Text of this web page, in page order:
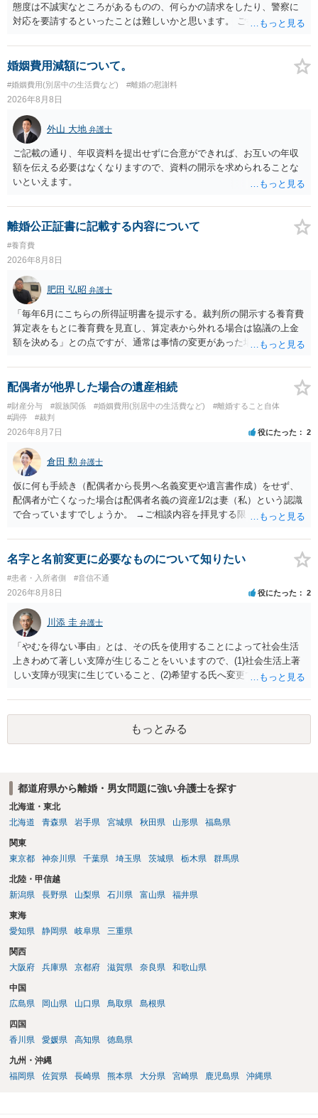
態度は不誠実なところがあるものの、何らかの請求をしたり、警察に
対応を要請するといったことは難しいかと思います。 ご参考になれば
婚姻費用減額について。
#婚姻費用(別居中の生活費など) #離婚の慰謝料
2026年8月8日
外山 大地 弁護士
ご記載の通り、年収資料を提出せずに合意ができれば、お互いの年収
額を伝える必要はなくなりますので、資料の開示を求められることな
いといえます。
離婚公正証書に記載する内容について
#養育費
2026年8月8日
肥田 弘昭 弁護士
「毎年6月にこちらの所得証明書を提示する。裁判所の開示する養育費
算定表をもとに養育費を見直し、算定表から外れる場合は協議の上金
額を決める」との点ですが、通常は事情の変更があった場合に変更し
来なかった事情の変更により双方協議の上増減出来る」と「通知義務
に勤務先」が含まれているので、私に収入が入った事は相手に通知が
行く事になり、上記のような文言が無くても養育費の見直しは適宜出
来るかと思うのですが違うのでしょうか？との点はそのとおりかと思
います。養育費は事情の変更があった場合に変更するので毎年見直す
配偶者が他界した場合の遺産相続
#財産分与 #親族関係 #婚姻費用(別居中の生活費など)
#離婚すること自体
#調停
#裁判
2026年8月7日 役にたった 2
倉田 勲 弁護士
仮に何も手続き（配偶者から長男へ名義変更や遺言書作成）をせず、
配偶者が亡くなった場合は配偶者名義の資産1/2は妻（私）という認識
で合っていますでしょうか。 →ご相談内容を拝見する限りでは、その
完全に所有する場合は、他の相続人に対して自宅の評価額の１/２の代
償金の支払いが必要になります。
名字と名前変更に必要なものについて知りたい
#患者・入所者側 #音信不通
2026年8月8日 役にたった 2
川添 圭 弁護士
「やむを得ない事由」とは、その氏を使用することによって社会生活
上きわめて著しい支障が生じることをいいますので、(1)社会生活上著
しい支障が現実に生じていること、(2)希望する氏へ変更できればその
できるかどうかがポイントです。 記録中に現れた一切の事情が判断対
象ですので、上記(1)と(2)を説明できる資料は全て（ただし理路整然
に）提出することが必要になります。「フラッシュバック」とのこと
なので、例えば、医学上確立されているPTSDの診断基準に合致した説
護士へ依頼しても苦労することが強く予想されるところです。、もし
本人申立てをお考えであれば、医学知識はもちろん法律知識も要求さ
れますので、性急な申立てをせず、知識と資料をしっかりと揃えて、
もっとみる
都道府県から離婚・男女問題に強い弁護士を探す
北海道・東北
北海道
青森県 岩手県 宮城県 秋田県 山形県 福島県
関東
東京都
神奈川県 千葉県 埼玉県 茨城県 栃木県 群馬県
北陸・甲信越
新潟県
長野県 山梨県 石川県 富山県 福井県
東海
愛知県
静岡県 岐阜県 三重県
関西
大阪府
兵庫県 京都府 滋賀県 奈良県 和歌山県
中国
広島県
岡山県 山口県 鳥取県 島根県
四国
香川県
愛媛県 高知県 徳島県
九州・沖縄
福岡県
佐賀県 長崎県 熊本県 大分県 宮崎県 鹿児島県 沖縄県